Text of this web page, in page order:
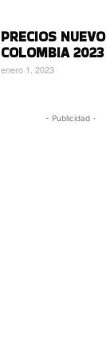
PRECIOS
COLOMBIA 2023
enero 1, 2023
- Publicidad -